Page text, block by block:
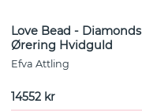
Love Bead - Diamonds
Ørering Hvidguld
Efva Attling
14552 kr